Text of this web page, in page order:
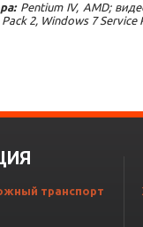
Pentium IV, AMD;
2, Windows 7
транспорт